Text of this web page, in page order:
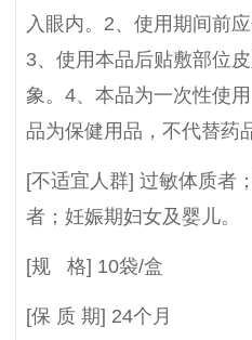
入眼内。2、使用期间前
3、使用本品后贴敷部位
象。4、本品为一次性使
品为保健用品，不代替药
[不适宜人群] 过敏体质者
者；妊娠期妇女及婴儿。
[规 格] 10袋/盒
[保 质 期] 24个月